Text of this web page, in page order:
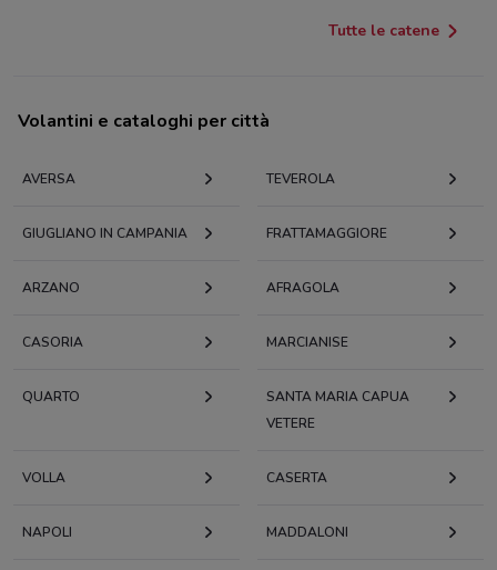
Tutte le catene
Volantini e cataloghi per città
AVERSA TEVEROLA
GIUGLIANO IN CAMPANIA FRATTAMAGGIORE
ARZANO AFRAGOLA
CASORIA MARCIANISE
QUARTO
SANTA MARIA CAPUA
VETERE
VOLLA CASERTA
NAPOLI MADDALONI